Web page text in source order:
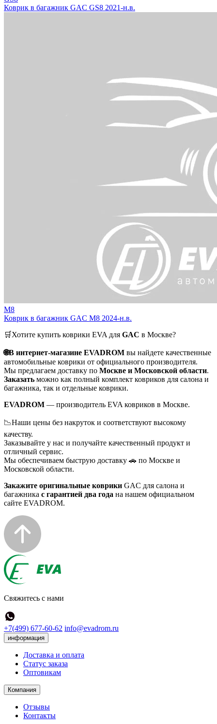
Коврик в багажник GAC GS8 2021-н.в.
M8
Коврик в багажник GAC M8 2024-н.в.
🛒Хотите купить коврики EVA для GAC в Москве?
🌐В интернет-магазине EVADROM вы найдете качественные
автомобильные коврики от официального производителя.
Мы предлагаем доставку по Москве и Московской области.
Заказать можно как полный комплект ковриков для салона и
багажника, так и отдельные коврики.
EVADROM — производитель EVA ковриков в Москве.
📉Наши цены без накруток и соответствуют высокому
качеству.
Заказывайте у нас и получайте качественный продукт и
отличный сервис.
Мы обеспечиваем быструю доставку 🚗 по Москве и
Московской области.
Закажите оригинальные коврики GAC для салона и
багажника с гарантией два года на нашем официальном
сайте EVADROM.
Свяжитесь с нами
+7(499) 677-60-62 info@evadrom.ru
информация
Доставка и оплата
Статус заказа
Оптовикам
Компания
Отзывы
Контакты